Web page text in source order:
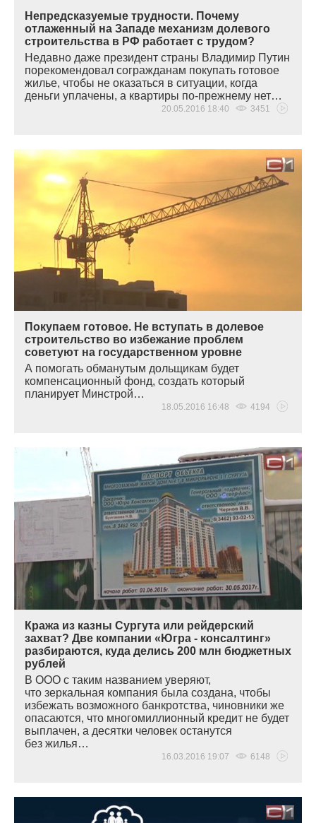
Непредсказуемые трудности. Почему
отлаженный на Западе механизм долевого
строительства в РФ работает с трудом?
Недавно даже президент страны Владимир Путин
порекомендовал согражданам покупать готовое
жилье, чтобы не оказаться в ситуации, когда
деньги уплачены, а квартиры по-прежнему нет…
20.05.2016 18:40 3451
Покупаем готовое. Не вступать в долевое
строительство во избежание проблем
советуют на государственном уровне
А помогать обманутым дольщикам будет
компенсационный фонд, создать который
планирует Минстрой…
18.05.2016 16:48 4194
Кража из казны Сургута или рейдерский
захват? Две компании «Югра - консалтинг»
разбираются, куда делись 200 млн бюджетных
рублей
В ООО с таким названием уверяют,
что зеркальная компания была создана, чтобы
избежать возможного банкротства, чиновники же
опасаются, что многомиллионный кредит не будет
выплачен, а десятки человек останутся
без жилья…
16.03.2016 19:07 6148